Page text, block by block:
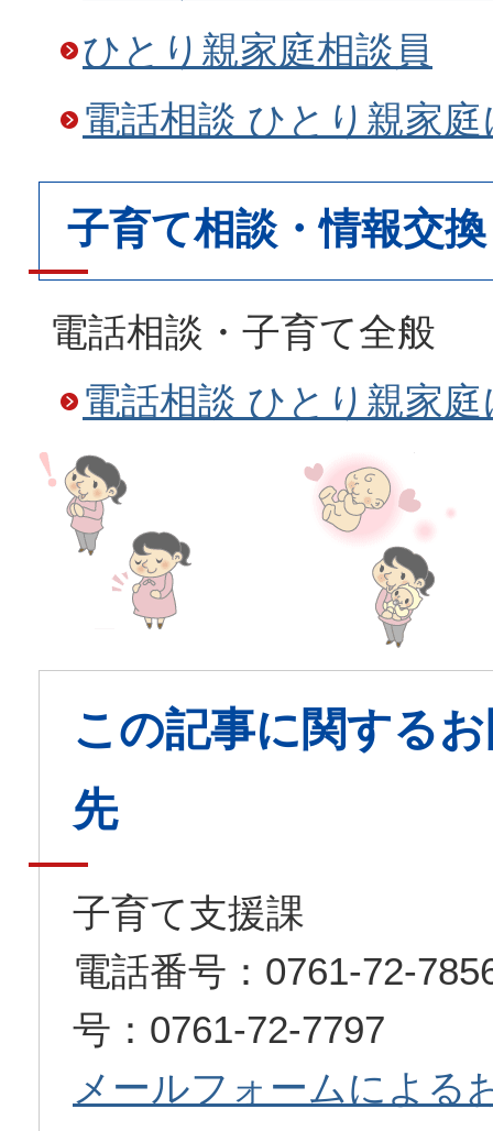
ひとり親家庭相談員
電話相談 ひとり親家
子育て相談・情報交換
電話相談・子育て全般
電話相談 ひとり親家
この記事に関する
先
子育て支援課
電話番号：0761-72-
号：0761-72-7797
メールフォームによる